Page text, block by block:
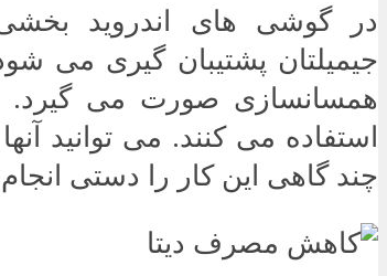
در گوشی های اندروید
جیمیلتان پشتیبان گیری می
همسانسازی صورت می گیرد.
استفاده می کنند. می توانید
چند گاهی این کار را دستی